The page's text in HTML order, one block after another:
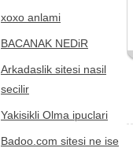
xoxo anlami
BACANAK NEDiR
Arkadaslik sitesi nasil
secilir
Yakisikli Olma ipuclari
Badoo.com sitesi ne ise